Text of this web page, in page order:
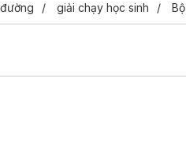
giải chạy học sinh